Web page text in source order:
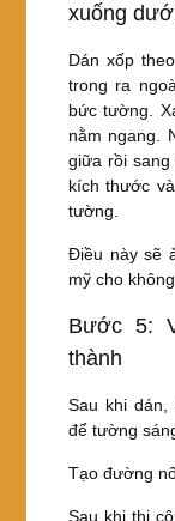
xuống
Dán xốp
trong ra
bức tường.
nằm ngang.
giữa rồi
kích thước
tường.
Điều này sẽ
mỹ cho
Bước 5:
thành
Sau khi
để tường
Tạo đường
Sau khi thi